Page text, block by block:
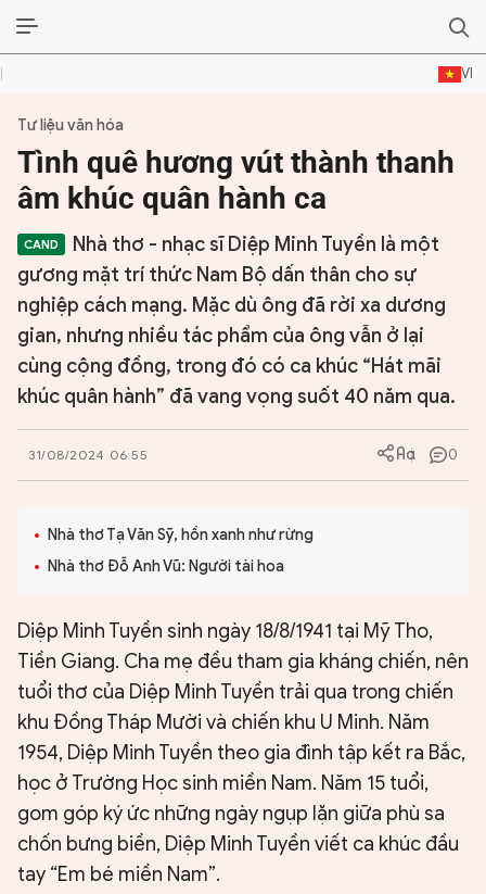
VI
ĐỜI SỐNG VĂN HÓA
TƯ LIỆU VĂN HÓA
LÝ LUẬN
THƠ
TRUYỀN THỐNG
TRUYỆN
DIỄN ĐÀN
CHUYÊN TRANG
Tư liệu văn hóa
Tình quê hương vút thành thanh
âm khúc quân hành ca
Nhà thơ - nhạc sĩ Diệp Minh Tuyền là một
gương mặt trí thức Nam Bộ dấn thân cho sự
nghiệp cách mạng. Mặc dù ông đã rời xa dương
gian, nhưng nhiều tác phẩm của ông vẫn ở lại
cùng cộng đồng, trong đó có ca khúc “Hát mãi
khúc quân hành” đã vang vọng suốt 40 năm qua.
31/08/2024 06:55 0
Nhà thơ Tạ Văn Sỹ, hồn xanh như rừng
Nhà thơ Đỗ Anh Vũ: Người tài hoa
Diệp Minh Tuyền sinh ngày 18/8/1941 tại Mỹ Tho,
Tiền Giang. Cha mẹ đều tham gia kháng chiến, nên
tuổi thơ của Diệp Minh Tuyền trải qua trong chiến
khu Đồng Tháp Mười và chiến khu U Minh. Năm
1954, Diệp Minh Tuyền theo gia đình tập kết ra Bắc,
học ở Trường Học sinh miền Nam. Năm 15 tuổi,
gom góp ký ức những ngày ngụp lặn giữa phù sa
chốn bưng biền, Diệp Minh Tuyền viết ca khúc đầu
tay “Em bé miền Nam”.